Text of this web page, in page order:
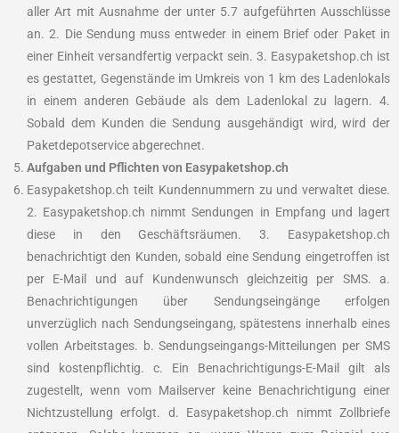
aller Art mit Ausnahme der unter 5.7 aufgeführten Ausschlüsse
an. 2. Die Sendung muss entweder in einem Brief oder Paket in
einer Einheit versandfertig verpackt sein. 3. Easypaketshop.ch ist
es gestattet, Gegenstände im Umkreis von 1 km des Ladenlokals
in einem anderen Gebäude als dem Ladenlokal zu lagern. 4.
Sobald dem Kunden die Sendung ausgehändigt wird, wird der
Paketdepotservice abgerechnet.
Aufgaben und Pflichten von Easypaketshop.ch
Easypaketshop.ch teilt Kundennummern zu und verwaltet diese.
2. Easypaketshop.ch nimmt Sendungen in Empfang und lagert
diese in den Geschäftsräumen. 3. Easypaketshop.ch
benachrichtigt den Kunden, sobald eine Sendung eingetroffen ist
per E-Mail und auf Kundenwunsch gleichzeitig per SMS. a.
Benachrichtigungen über Sendungseingänge erfolgen
unverzüglich nach Sendungseingang, spätestens innerhalb eines
vollen Arbeitstages. b. Sendungseingangs-Mitteilungen per SMS
sind kostenpflichtig. c. Ein Benachrichtigungs-E-Mail gilt als
zugestellt, wenn vom Mailserver keine Benachrichtigung einer
Nichtzustellung erfolgt. d. Easypaketshop.ch nimmt Zollbriefe